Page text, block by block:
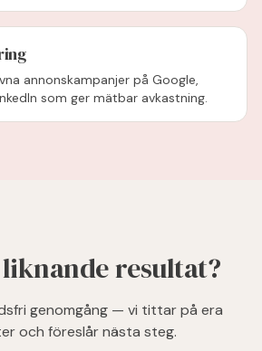
annonskampanjer på Google,
som ger mätbar avkastning.
resultat?
genomgång — vi tittar på era
och föreslår nästa steg.